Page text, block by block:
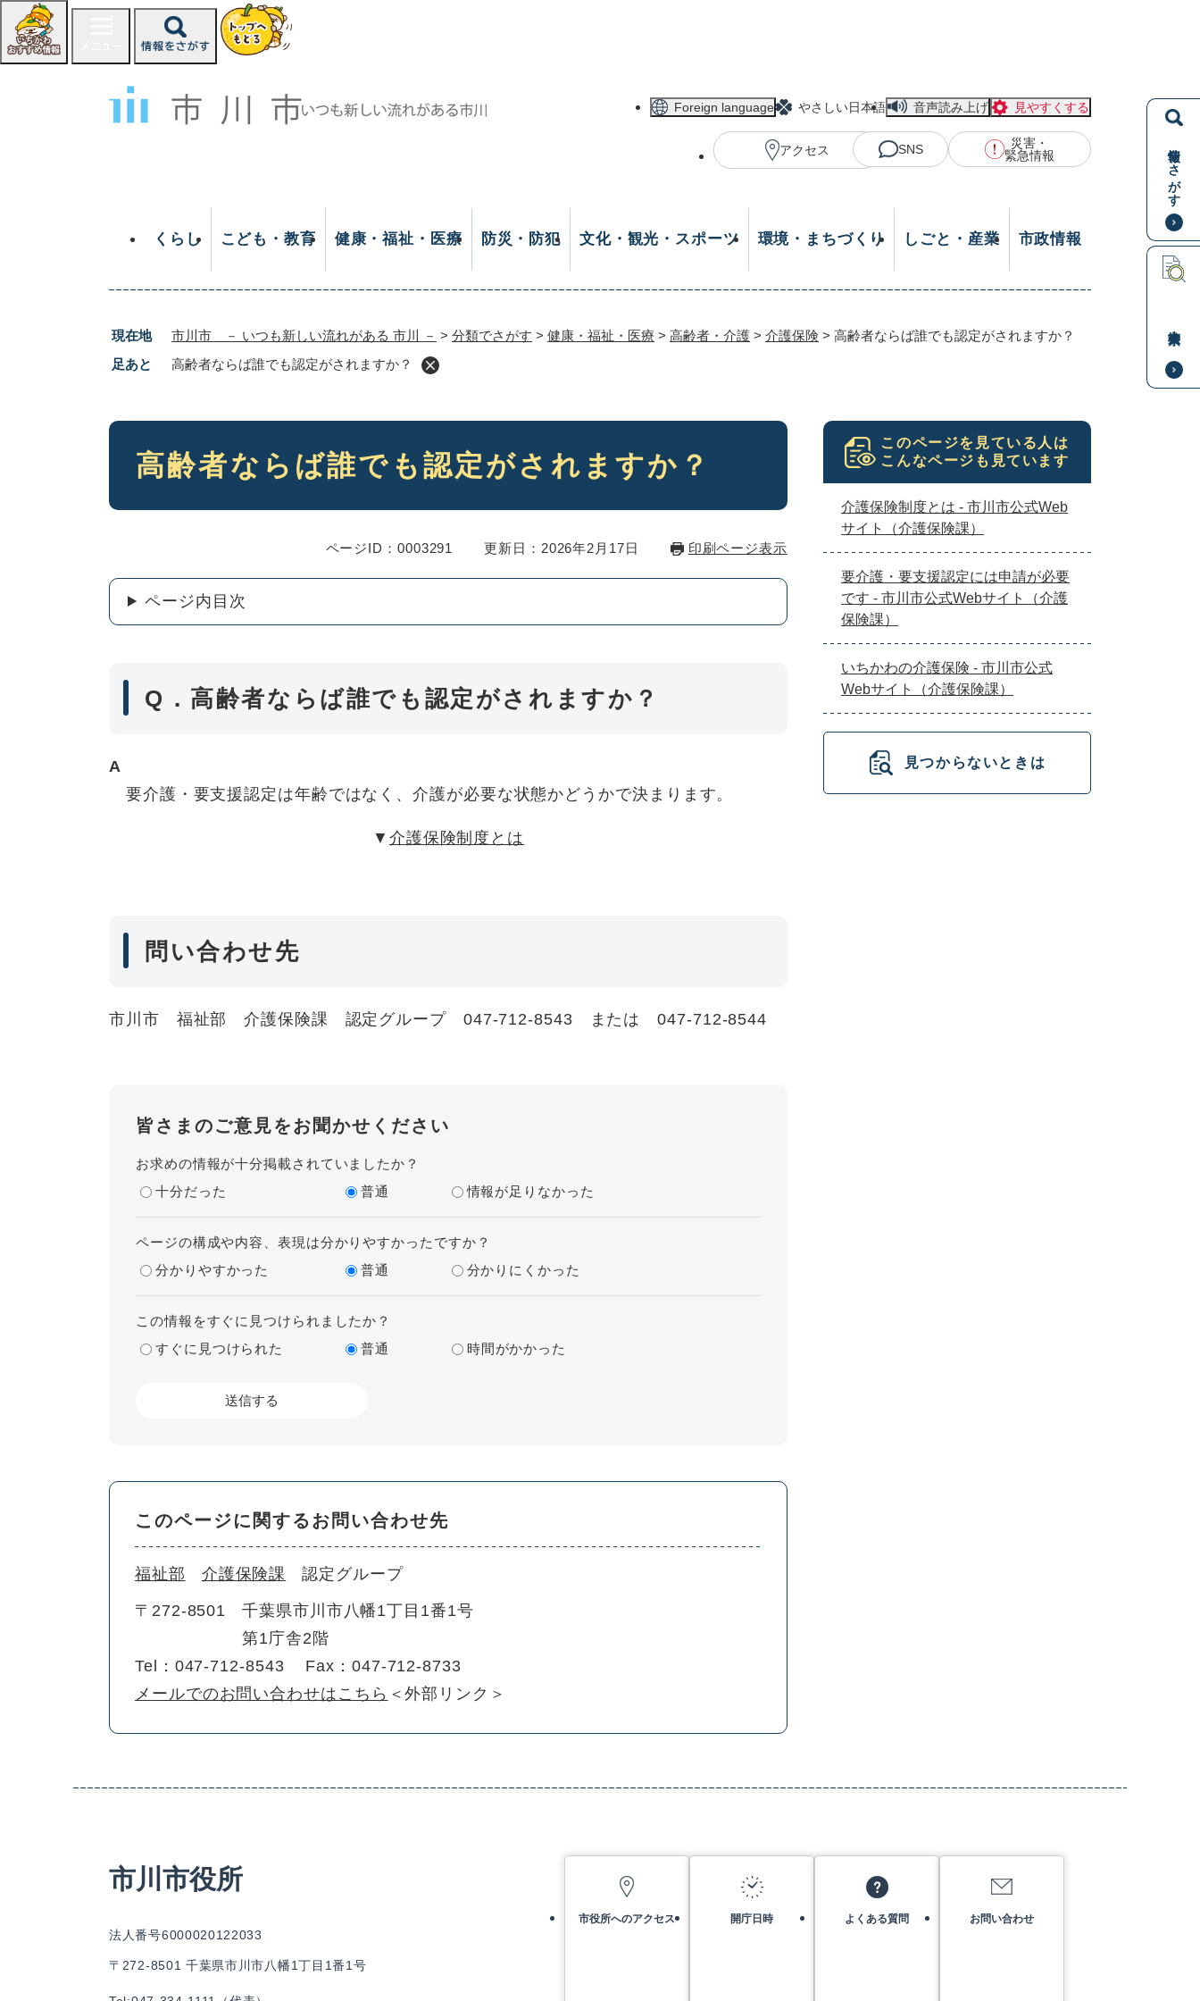
ジ
情報をさがす
Foreign language やさしい日本語 音声読み上げ 見やすくする
アクセス SNS
災害・
緊急情報
くらし こども・教育 健康・福祉・医療 防災・防犯 文化・観光・スポーツ 環境・まちづくり しごと・産業 市政情報
現在地 市川市 － いつも新しい流れがある 市川 － > 分類でさがす > 健康・福祉・医療 > 高齢者・介護 > 介護保険 > 高齢者ならば誰でも認定がされますか？
足あと
高齢者ならば誰でも認定がされますか？
本
高齢者ならば誰でも認定がされますか？
ページID：0003291 更新日：2026年2月17日 印刷ページ表示
ページ内目次
Q．高齢者ならば誰でも認定がされますか？
A
要介護・要支援認定は年齢ではなく、介護が必要な状態かどうかで決まります。
▼ 介護保険制度とは
問い合わせ先
市川市 福祉部 介護保険課 認定グループ 047-712-8543 または 047-712-8544
皆さまのご意見をお聞かせください
お求めの情報が十分掲載されていましたか？
十分だった
普通 情報が足りなかった
ページの構成や内容、表現は分かりやすかったですか？
分かりやすかった
普通 分かりにくかった
この情報をすぐに見つけられましたか？
すぐに見つけられた
普通 時間がかかった
このページに関するお問い合わせ先
福祉部 介護保険課 認定グループ
〒272-8501
千葉県市川市八幡1丁目1番1号
第1庁舎2階
Tel：047-712-8543
Fax：047-712-8733
メールでのお問い合わせはこちら ＜外部リンク＞
このページを見ている人は
こんなページも見ています
介護保険制度とは - 市川市公式Web
サイト（介護保険課）
要介護・要支援認定には申請が必要
です - 市川市公式Webサイト（介護
保険課）
いちかわの介護保険 - 市川市公式
Webサイト（介護保険課）
見つからないときは
市川市役所
法人番号6000020122033
〒272-8501 千葉県市川市八幡1丁目1番1号
市役所へのアクセス 開庁日時 よくある質問 お問い合わせ